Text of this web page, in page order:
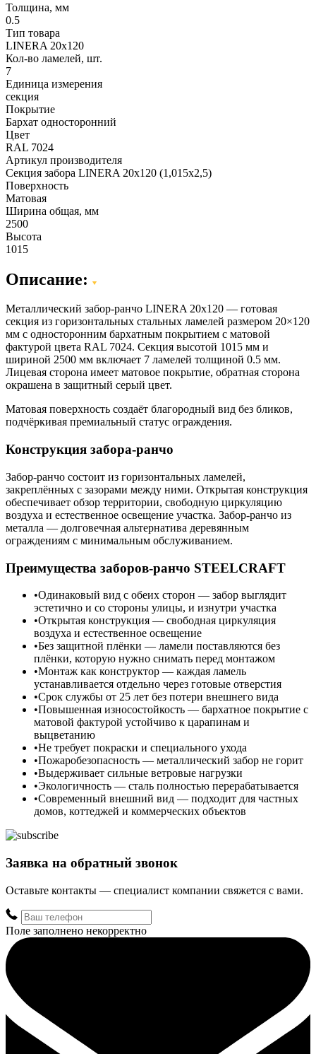
Толщина, мм
0.5
Тип товара
LINERA 20х120
Кол-во ламелей, шт.
7
Единица измерения
секция
Покрытие
Бархат односторонний
Цвет
RAL 7024
Артикул производителя
Секция забора LINERA 20х120 (1,015х2,5)
Поверхность
Матовая
Ширина общая, мм
2500
Высота
1015
Описание:
Металлический забор-ранчо LINERA 20х120 — готовая
секция из горизонтальных стальных ламелей размером 20×120
мм с односторонним бархатным покрытием с матовой
фактурой цвета RAL 7024. Секция высотой 1015 мм и
шириной 2500 мм включает 7 ламелей толщиной 0.5 мм.
Лицевая сторона имеет матовое покрытие, обратная сторона
окрашена в защитный серый цвет.
Матовая поверхность создаёт благородный вид без бликов,
подчёркивая премиальный статус ограждения.
Конструкция забора-ранчо
Забор-ранчо состоит из горизонтальных ламелей,
закреплённых с зазорами между ними. Открытая конструкция
обеспечивает обзор территории, свободную циркуляцию
воздуха и естественное освещение участка. Забор-ранчо из
металла — долговечная альтернатива деревянным
ограждениям с минимальным обслуживанием.
Преимущества заборов-ранчо STEELCRAFT
Одинаковый вид с обеих сторон — забор выглядит
эстетично и со стороны улицы, и изнутри участка
Открытая конструкция — свободная циркуляция
воздуха и естественное освещение
Без защитной плёнки — ламели поставляются без
плёнки, которую нужно снимать перед монтажом
Монтаж как конструктор — каждая ламель
устанавливается отдельно через готовые отверстия
Срок службы от 25 лет без потери внешнего вида
Повышенная износостойкость — бархатное покрытие с
матовой фактурой устойчиво к царапинам и
выцветанию
Не требует покраски и специального ухода
Пожаробезопасность — металлический забор не горит
Выдерживает сильные ветровые нагрузки
Экологичность — сталь полностью перерабатывается
Современный внешний вид — подходит для частных
домов, коттеджей и коммерческих объектов
Заявка на обратный звонок
Оставьте контакты — специалист компании свяжется с вами.
Поле заполнено некорректно